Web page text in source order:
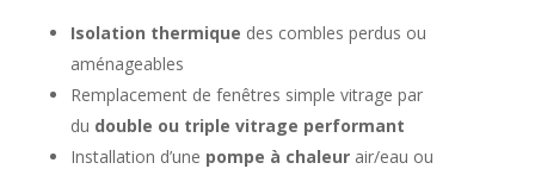
Isolation thermique des combles perdus ou
aménageables
Remplacement de fenêtres simple vitrage par
du double ou triple vitrage performant
Installation d’une pompe à chaleurair/eau ou